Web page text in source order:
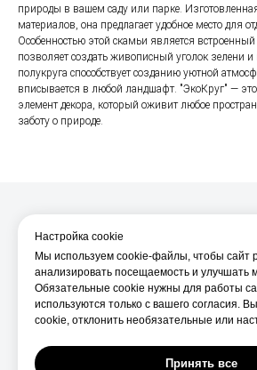
природы в вашем саду или парке.
материалов, она предлагает удобное место для
Особенностью этой скамьи является
позволяет создать живописный уголок зелени
полукруга способствует созданию уютной
вписывается в любой ландшафт. "ЭкоКруг" — это
элемент декора, который оживит любое
заботу о природе.
О
О нас
Настройка cookie
Мы используем cookie-файлы, чтобы сайт
анализировать посещаемость и улучшать
Обязательные cookie нужны для работы
используются только с вашего согласия.
cookie, отклонить необязательные или
Принять все